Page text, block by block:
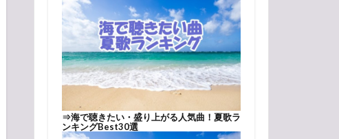
⇒海で聴きたい・盛り上がる人気曲！夏歌ラ
ンキングBest30選